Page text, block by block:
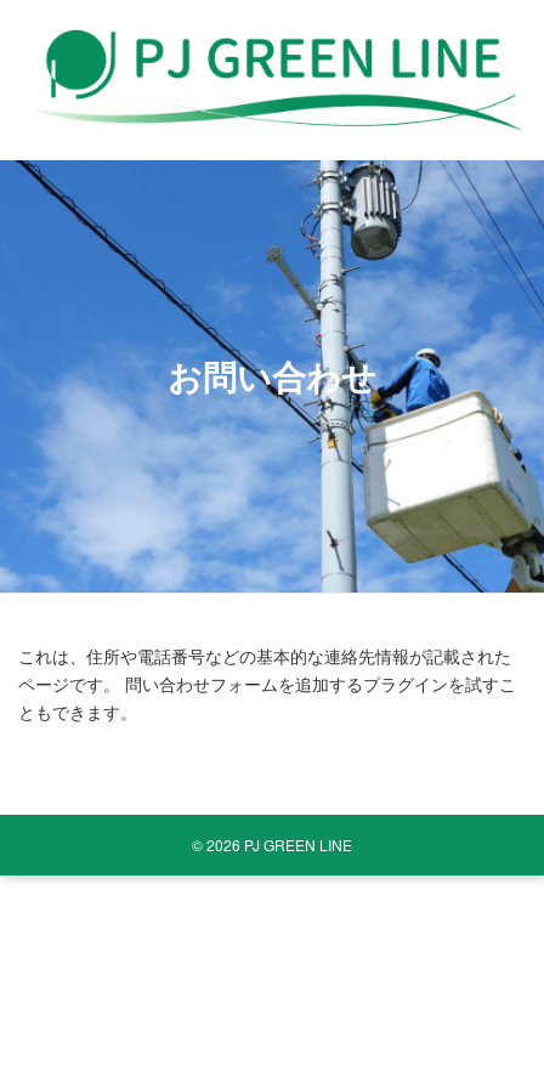
お問い合わせ
これは、住所や電話番号などの基本的な連絡先情報が記載された
ページです。 問い合わせフォームを追加するプラグインを試すこ
ともできます。
©2026 PJ GREEN LINE